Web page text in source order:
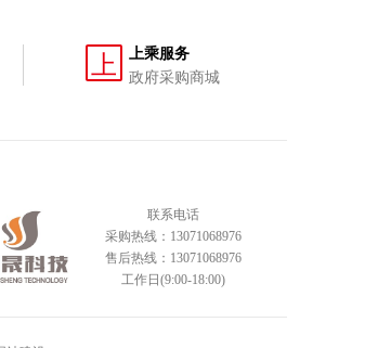
上
上乘服务
政府采购商城
联系电话
采购热线：13071068976
售后热线：13071068976
工作日(9:00-18:00)